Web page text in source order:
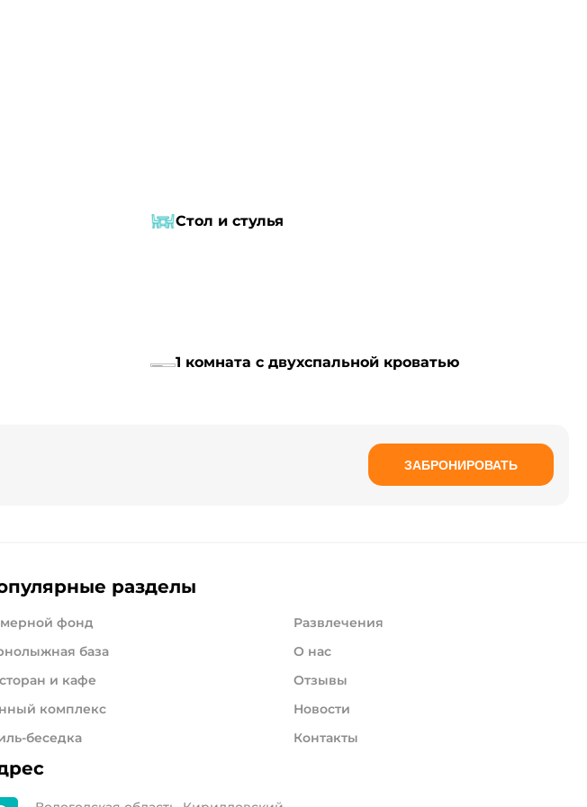
Стол и стулья
1 комната с двухспальной кроватью
ЗАБРОНИРОВАТЬ
разделы
фонд
база
и кафе
комплекс
беседка
Развлечения
О нас
Отзывы
Новости
Контакты